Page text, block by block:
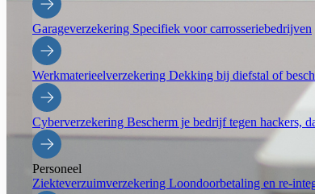
Garageverzekering Specifiek voor carrosseriebedrijven
Werkmaterieelverzekering Dekking bij diefstal of
Cyberverzekering Bescherm je bedrijf tegen hackers,
Personeel
Ziekteverzuimverzekering Loondoorbetaling en re-